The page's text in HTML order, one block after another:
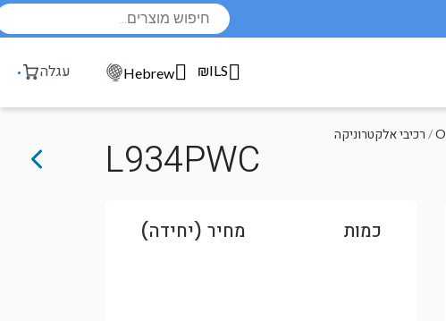
עגלה Hebrew ₪ILS
רכיבי אלקטרוניקה /
L934PWC
כמות מחיר (יחידה)